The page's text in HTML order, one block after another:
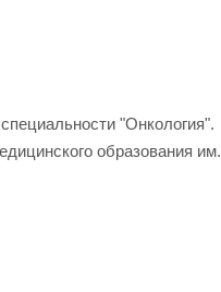
"Онкология".
образования им.